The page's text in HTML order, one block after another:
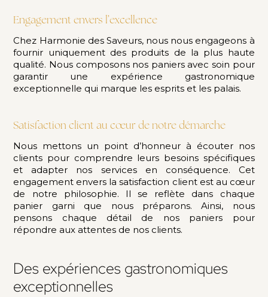
Engagement envers l’excellence
Chez Harmonie des Saveurs, nous nous engageons à
fournir uniquement des produits de la plus haute
qualité. Nous composons nos paniers avec soin pour
garantir une expérience gastronomique
exceptionnelle qui marque les esprits et les palais.
Satisfaction client au cœur de notre démarche
Nous mettons un point d’honneur à écouter nos
clients pour comprendre leurs besoins spécifiques
et adapter nos services en conséquence. Cet
engagement envers la satisfaction client est au cœur
de notre philosophie. Il se reflète dans chaque
panier garni que nous préparons. Ainsi, nous
pensons chaque détail de nos paniers pour
répondre aux attentes de nos clients.
Des expériences gastronomiques
exceptionnelles